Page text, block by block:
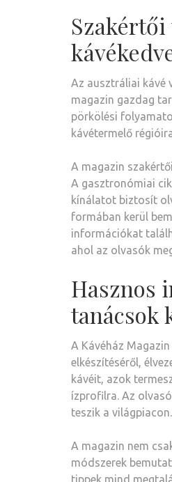
Az ausztráliai kávé
magazin gazdag
pörkölési
kávétermelő
A magazin
A gasztronómiai
kínálatot biztosít
formában kerül
információkat
ahol az olvasók
Hasznos
tanácsok
A Kávéház
elkészítéséről,
kávéit, azok
ízprofilra. Az
teszik a világpiacon.
A magazin nem
módszerek
tippek mind